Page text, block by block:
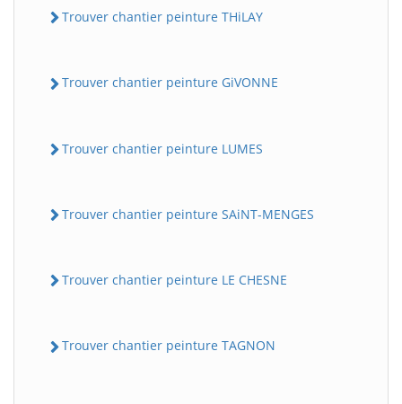
Trouver chantier peinture THiLAY
Trouver chantier peinture GiVONNE
Trouver chantier peinture LUMES
Trouver chantier peinture SAiNT-MENGES
Trouver chantier peinture LE CHESNE
Trouver chantier peinture TAGNON